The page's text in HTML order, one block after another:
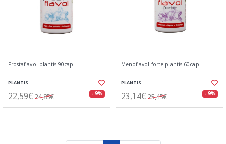
Prostaflavol plantis 90cap.
PLANTIS
22,59€ 24,85€ - 9%
Menoflavol forte plantis 60cap.
PLANTIS
23,14€ 25,45€ - 9%